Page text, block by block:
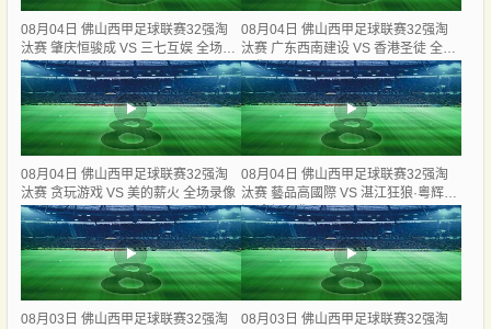
08月04日 佛山西甲足球联赛32强淘
汰赛 肇庆恒骏成 VS 三七互娱 全场录
像
08月04日 佛山西甲足球联赛32强淘
汰赛 广东西南建设 VS 香港圣徒 全场
录像
08月04日 佛山西甲足球联赛32强淘
汰赛 贪玩游戏 VS 美的薪火 全场录像
08月04日 佛山西甲足球联赛32强淘
汰赛 藝品高國際 VS 湛江狂狼·粵辉能
源 全场录像
08月03日 佛山西甲足球联赛32强淘
08月03日 佛山西甲足球联赛32强淘